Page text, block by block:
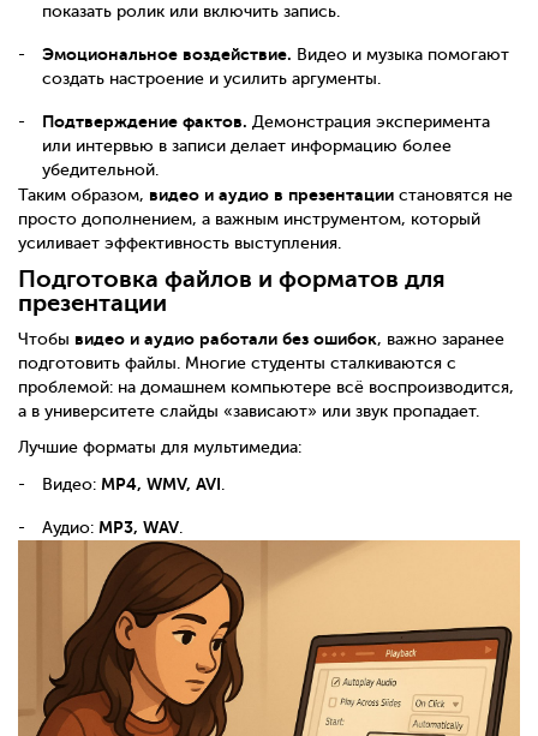
показать ролик или включить запись.
Эмоциональное воздействие. Видео и музыка помогают
создать настроение и усилить аргументы.
Подтверждение фактов. Демонстрация эксперимента
или интервью в записи делает информацию более
убедительной.
Таким образом, видео и аудио в презентации становятся не
просто дополнением, а важным инструментом, который
усиливает эффективность выступления.
Подготовка файлов и форматов для
презентации
Чтобы видео и аудио работали без ошибок, важно заранее
подготовить файлы. Многие студенты сталкиваются с
проблемой: на домашнем компьютере всё воспроизводится,
а в университете слайды «зависают» или звук пропадает.
Лучшие форматы для мультимедиа:
Видео: MP4, WMV, AVI.
Аудио: MP3, WAV.